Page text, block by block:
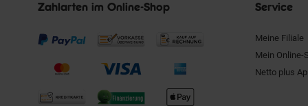
Zahlarten im Online-Shop Service
Meine Filiale
Mein Online-
Netto plus